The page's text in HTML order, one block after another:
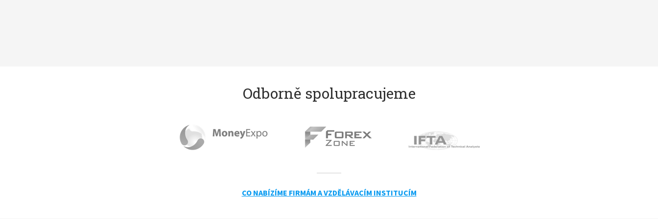
Odborně spolupracujeme
CO NABÍZÍME FIRMÁM A VZDĚLÁVACÍM INSTITUCÍM